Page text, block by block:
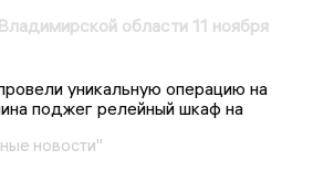
области 11 ноября
новости"